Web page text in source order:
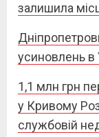
залишила
усиновлень в
1,1 млн грн
у Кривому
службовій